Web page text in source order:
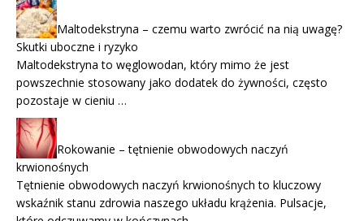
Maltodekstryna – czemu warto zwrócić na nią uwagę?
Skutki uboczne i ryzyko
Maltodekstryna to węglowodan, który mimo że jest
powszechnie stosowany jako dodatek do żywności, często
pozostaje w cieniu …
Rokowanie – tętnienie obwodowych naczyń
krwionośnych
Tętnienie obwodowych naczyń krwionośnych to kluczowy
wskaźnik stanu zdrowia naszego układu krążenia. Pulsacje,